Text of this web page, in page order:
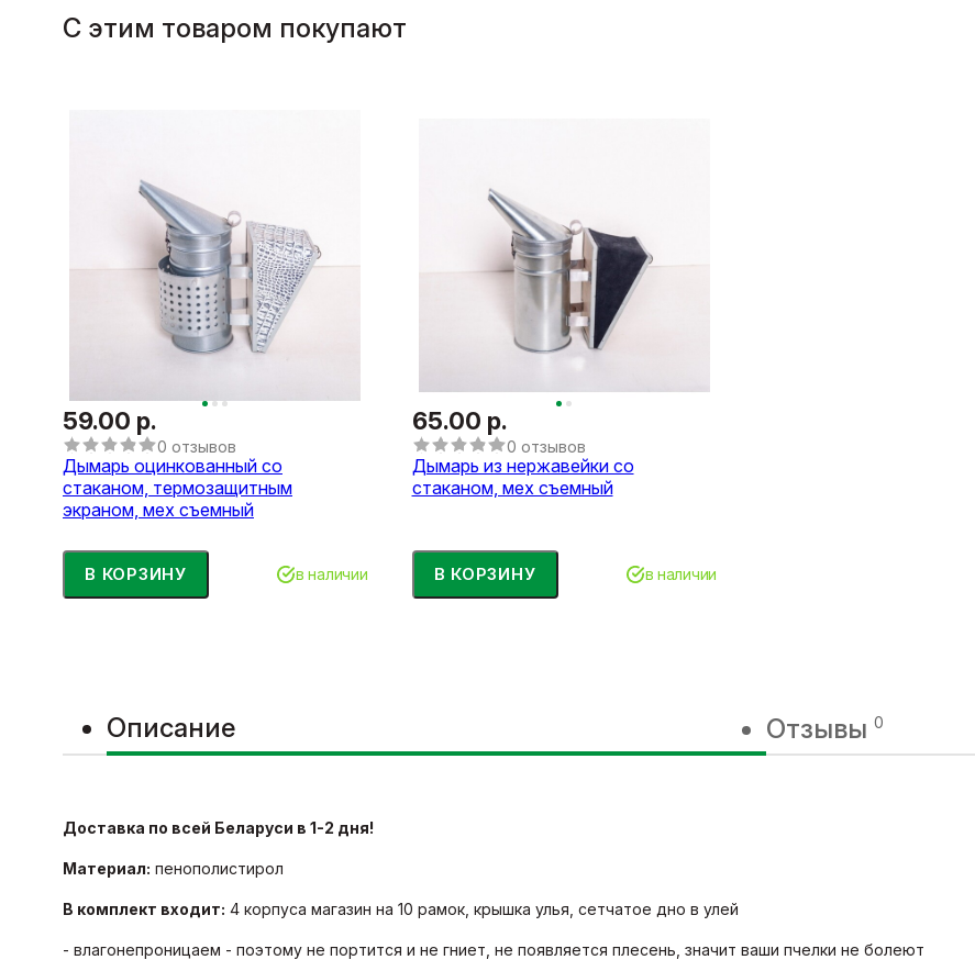
С этим товаром покупают
59.00 р.
0 отзывов
Дымарь оцинкованный со
стаканом, термозащитным
экраном, мех съемный
В КОРЗИНУ в наличии
65.00 р.
0 отзывов
Дымарь из нержавейки со
стаканом, мех съемный
В КОРЗИНУ в наличии
Описание Отзывы 0
Доставка по всей Беларуси в 1-2 дня!
Материал: пенополистирол
В комплект входит: 4 корпуса магазин на 10 рамок, крышка улья, сетчатое дно в улей
- влагонепроницаем - поэтому не портится и не гниет, не появляется плесень, значит ваши пчелки не болеют